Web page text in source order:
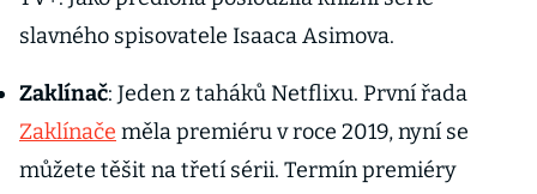
slavného spisovatele Isaaca Asimova.
Zaklínač: Jeden z taháků Netflixu. První řada
Zaklínače měla premiéru v roce 2019, nyní se
můžete těšit na třetí sérii. Termín premiéry